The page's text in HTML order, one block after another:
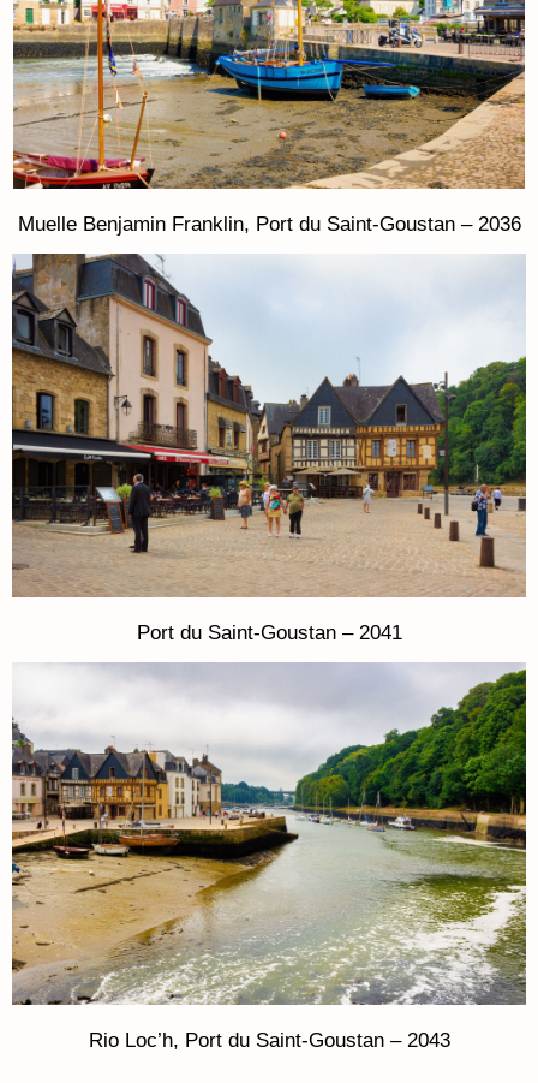
Muelle Benjamin Franklin, Port du Saint-Goustan – 2036
Port du Saint-Goustan – 2041
Rio Loc’h, Port du Saint-Goustan – 2043